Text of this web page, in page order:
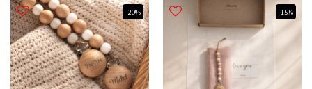
-15%
-20%